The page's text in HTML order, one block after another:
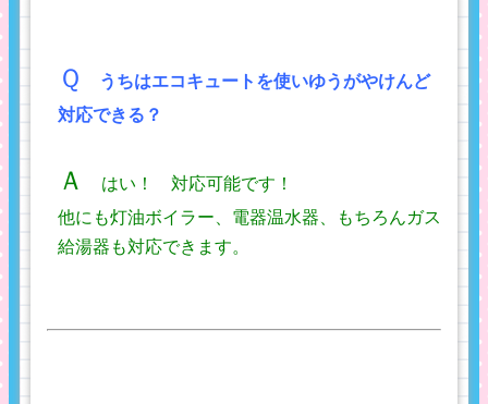
Ｑ うちはエコキュートを使いゆうがやけんど
対応できる？
Ａ
はい！ 対応可能です！
他にも灯油ボイラー、電器温水器、もちろんガス
給湯器も対応できます。